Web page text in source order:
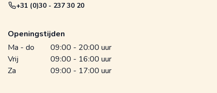
+31 (0)30 - 237 30 20
Openingstijden
Ma - do
09:00 - 20:00 uur
Vrij
09:00 - 16:00 uur
Za
09:00 - 17:00 uur